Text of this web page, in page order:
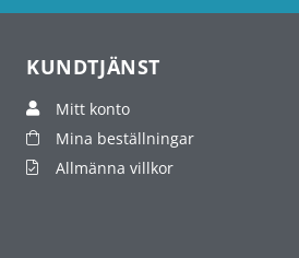
KUNDTJÄNST
Mitt konto
Mina beställningar
Allmänna villkor